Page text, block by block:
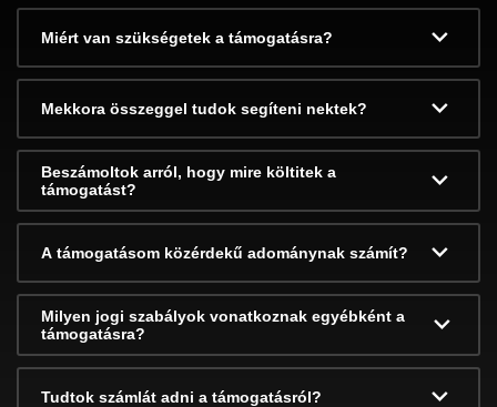
Miért van szükségetek a támogatásra?
Mekkora összeggel tudok segíteni nektek?
Beszámoltok arról, hogy mire költitek a
támogatást?
A támogatásom közérdekű adománynak számít?
Milyen jogi szabályok vonatkoznak egyébként a
támogatásra?
Tudtok számlát adni a támogatásról?